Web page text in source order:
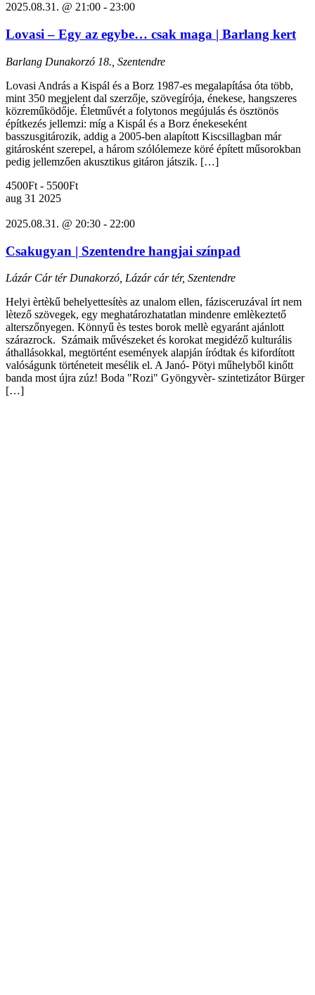
2025.08.31. @ 21:00 - 23:00
Lovasi – Egy az egybe… csak maga | Barlang kert
Barlang Dunakorzó 18., Szentendre
Lovasi András a Kispál és a Borz 1987-es megalapítása óta több,
mint 350 megjelent dal szerzője, szövegírója, énekese, hangszeres
közreműködője. Életművét a folytonos megújulás és ösztönös
építkezés jellemzi: míg a Kispál és a Borz énekeseként
basszusgitározik, addig a 2005-ben alapított Kiscsillagban már
gitárosként szerepel, a három szólólemeze köré épített műsorokban
pedig jellemzően akusztikus gitáron játszik. […]
4500Ft - 5500Ft
aug 31 2025
2025.08.31. @ 20:30 - 22:00
Csakugyan | Szentendre hangjai színpad
Lázár Cár tér Dunakorzó, Lázár cár tér, Szentendre
Helyi èrtèkű behelyettesítès az unalom ellen, fázisceruzával írt nem
lètező szövegek, egy meghatározhatatlan mindenre emlèkeztető
alterszőnyegen. Könnyű ès testes borok mellè egyaránt ajánlott
szárazrock. Számaik művészeket és korokat megidéző kulturális
áthallásokkal, megtörtént események alapján íródtak és kifordított
valóságunk történeteit mesélik el. A Janó- Pötyi műhelyből kinőtt
banda most újra zúz! Boda "Rozi" Gyöngyvèr- szintetizátor Bürger
[…]